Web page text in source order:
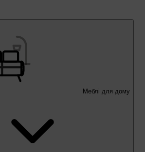
Меблі для дому